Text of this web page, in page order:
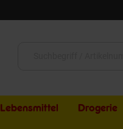
Lebensmittel Drogerie